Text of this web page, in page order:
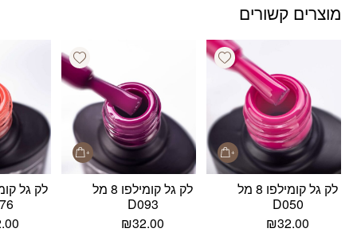
מוצרים קשורים
Add wishlist
לק גל קומילפו 8 מל
D050
₪32.00
Add wishlist
לק גל קומילפו 8 מל
D093
₪32.00